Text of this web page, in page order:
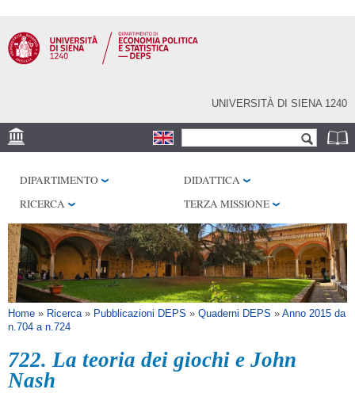
contenuto
principale
UNIVERSITÀ DI SIENA 1240
Form di ricerca
CENTRI DI RICERCA
BIBLIOTECHE
SERVIZI
SEM
DIPARTIMENTO
DIDATTICA
RICERCA
TERZA MISSIONE
Tu sei qui
Home » Ricerca » Pubblicazioni DEPS » Quaderni DEPS » Anno 2015 da
n.704 a n.724
722. La teoria dei giochi e John
Nash